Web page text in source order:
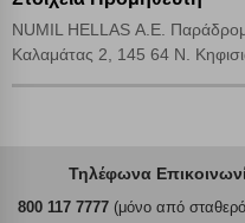
NUMIL HELLAS Α.Ε.
Καλαμάτας 2, 145 64 Ν.
Τηλέφωνα
800 117 7777(μόνο από